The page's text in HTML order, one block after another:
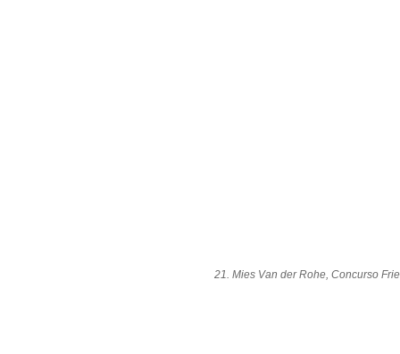
21. Mies Van der Rohe, Concurso